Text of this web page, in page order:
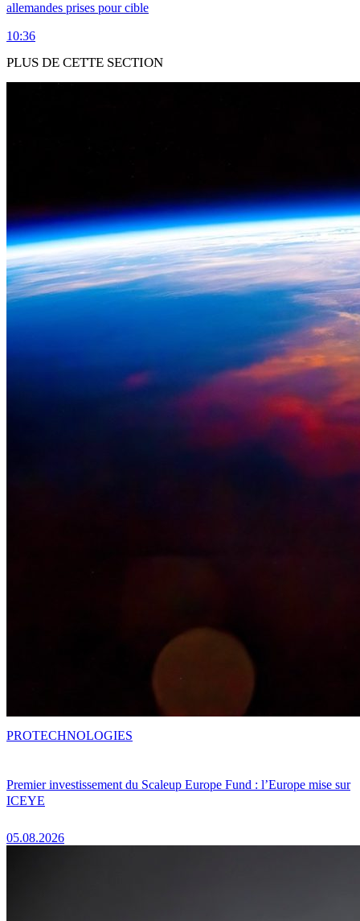
allemandes prises pour cible
10:36
PLUS DE CETTE SECTION
Premier investissement du Scaleup Europe Fund : l’Europe mise sur
ICEYE
05.08.2026
PROTECHNOLOGIES